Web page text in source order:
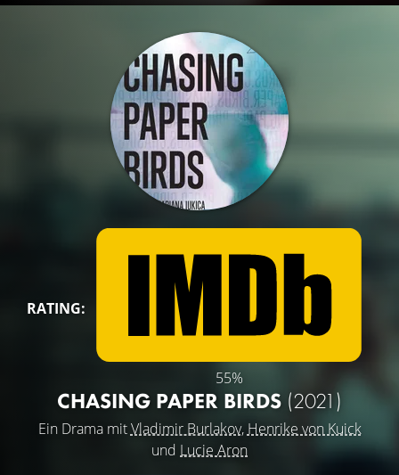
RATING:
55%
CHASING PAPER BIRDS (2021)
Ein Drama mitVladimir Burlakov, Henrike von Kuick
und Lucie Aron